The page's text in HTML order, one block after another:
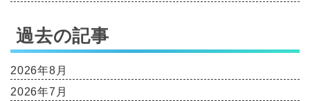
過去の記事
2026年8月
2026年7月